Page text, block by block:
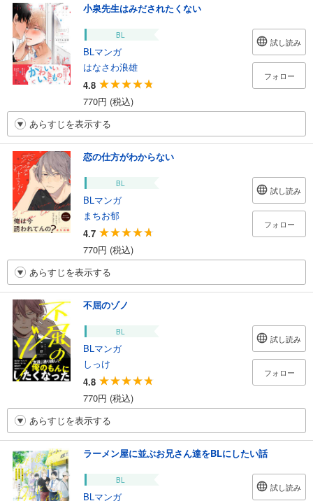
小泉先生はみだされたくない
BL
BLマンガ
はなさわ浪雄
4.8
770円 (税込)
試し読み
フォロー
あらすじを表示する
恋の仕方がわからない
BL
BLマンガ
まちお郁
4.7
770円 (税込)
試し読み
フォロー
あらすじを表示する
不屈のゾノ
BL
BLマンガ
しっけ
4.8
770円 (税込)
試し読み
フォロー
あらすじを表示する
ラーメン屋に並ぶお兄さん達をBLにしたい話
BL
BLマンガ
試し読み